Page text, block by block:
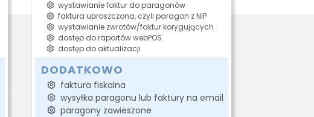
wystawianie faktur do paragonów
faktura uproszczona, czyli paragon z NIP
wystawianie zwrotów/faktur korygujących
dostęp do raportów webPOS
dostęp do aktualizacji
DODATKOWO
faktura fiskalna
wysyłka paragonu lub faktury na email
paragony zawieszone